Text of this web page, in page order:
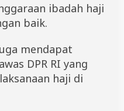
ibadah haji
baik.
mendapat
DPR RI yang
haji di